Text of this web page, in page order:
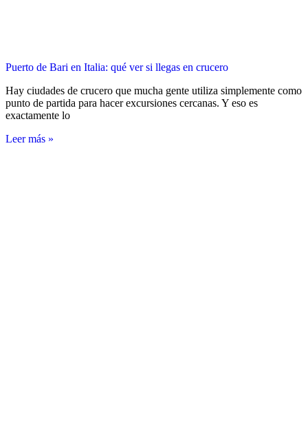
Puerto de Bari en Italia: qué ver si llegas en crucero
Hay ciudades de crucero que mucha gente utiliza simplemente como
punto de partida para hacer excursiones cercanas. Y eso es
exactamente lo
Leer más »